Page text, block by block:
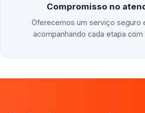
Compromisso no
Oferecemos um serviço seguro
acompanhando cada etapa